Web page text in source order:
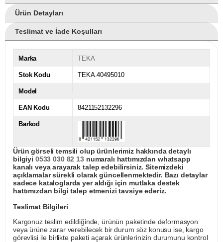
Ürün Detayları
Teslimat ve İade Koşulları
Marka TEKA
Stok Kodu TEKA.40495010
Model
EAN Kodu 8421152132296
Barkod
Ürün görseli temsili olup ürünlerimiz hakkında detaylı
bilgiyi 0533 030 82 13numaralı hattımızdan whatsapp
kanalı veya arayarak talep edebilirsiniz. Sitemizdeki
açıklamalar sürekli olarak güncellenmektedir. Bazı detaylar
sadece kataloglarda yer aldığı için mutlaka destek
hattımızdan bilgi talep etmenizi tavsiye ederiz.
Teslimat Bilgileri
Kargonuz teslim edildiğinde, ürünün paketinde deformasyon
veya ürüne zarar verebilecek bir durum söz konusu ise, kargo
görevlisi ile birlikte paketi açarak ürünlerinizin durumunu kontrol